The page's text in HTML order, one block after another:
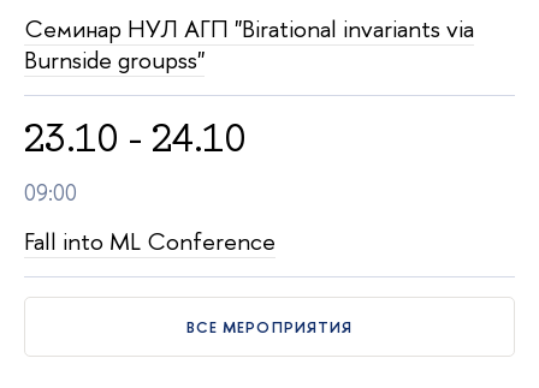
Семинар НУЛ АГП "Birational invariants via
Burnside groupss"
23.10 - 24.10
09:00
Fall into ML Conference
СЕ МЕРОПРИЯТИЯ